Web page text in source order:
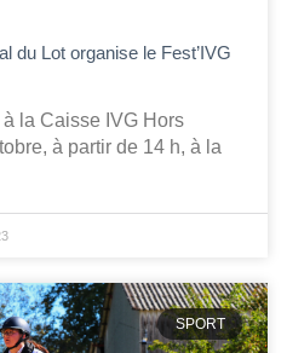
du Lot organise le Fest’IVG
la Caisse IVG Hors
à partir de 14 h, à la
SPORT